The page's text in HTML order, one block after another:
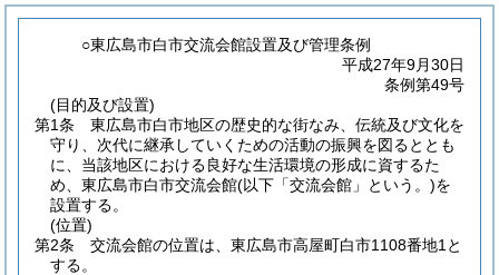
○東広島市白市交流会館設置及び管理条例
平成27年9月30日
条例第49号
(目的及び設置)
第1条
東広島市白市地区の歴史的な街なみ、伝統及び文化を
守り、次代に継承していくための活動の振興を図るととも
に、当該地区における良好な生活環境の形成に資するた
め、東広島市白市交流会館(以下「交流会館」という。)を
設置する。
(位置)
第2条
交流会館の位置は、東広島市高屋町白市1108番地1と
する。